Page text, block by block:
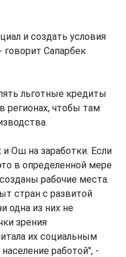
и создать условия
говорит Сапарбек
льготные кредиты
регионах, чтобы там
Ош на заработки. Если
в определенной мере
рабочие места.
стран с развитой
одна из них не
зрения
их социальным
работой", -